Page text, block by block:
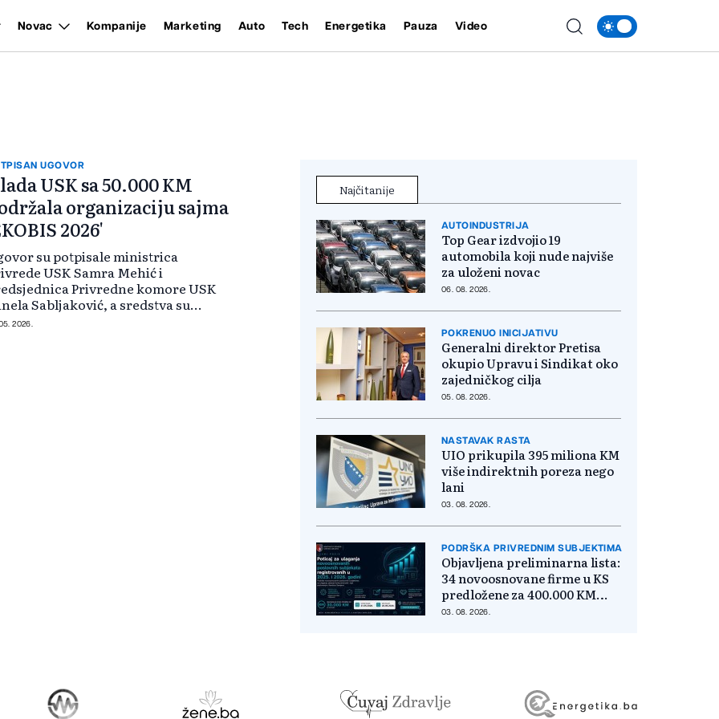
Novac Kompanije Marketing Auto Tech Energetika Pauza Video
UGOVOR
USK sa 50.000 KM
organizaciju sajma
2026'
su potpisale ministrica
USK Samra Mehić i
Privredne komore USK
Sabljaković, a sredstva su
putem Kantonalnog
2026.
Najčitanije
AUTOINDUSTRIJA
Top Gear izdvojio 19
automobila koji nude najviše
za uloženi novac
06. 08. 2026.
POKRENUO INICIJATIVU
Generalni direktor Pretisa
okupio Upravu i Sindikat oko
zajedničkog cilja
05. 08. 2026.
NASTAVAK RASTA
UIO prikupila 395 miliona KM
više indirektnih poreza nego
lani
03. 08. 2026.
PODRŠKA PRIVREDNIM SUBJEKTIMA
Objavljena preliminarna lista:
34 novoosnovane firme u KS
predložene za 400.000 KM
poticaja
03. 08. 2026.